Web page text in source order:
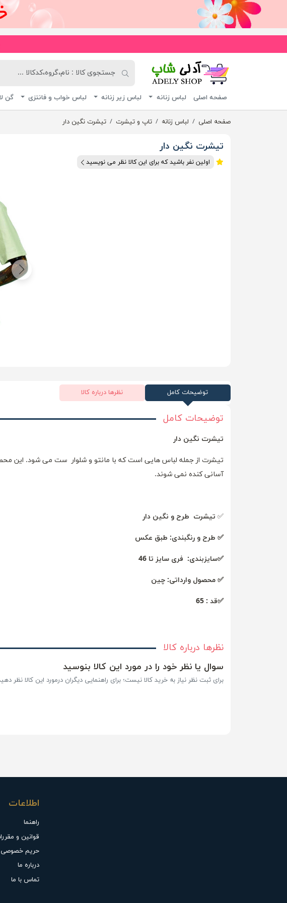
به
صفحه اصلی لباس زنانه لباس زیر زنانه لباس خواب و فانتزی گن
صفحه اصلی لباس زنانه تاپ و تیشرت تیشرت نگین دار
تیشرت نگین دار
اولین نفر باشید که برای این کالا نظر می نویسید
توضیحات کامل نظرها درباره کالا
توضیحات کامل
تیشرت نگین دار
تیشرت از جمله لباس هایی است که با مانتو و شلوار ست می شود. این
آسانی کنده نمی شوند.
✅ تیشرت طرح و نگین دار
✅ طرح و رنگبندی: طبق عکس
✅سایزبندی: فری سایز تا 46
✅ محصول وارداتی: چین
✅قد : 65
نظرها درباره کالا
سوال یا نظر خود را در مورد این کالا بنوسید
برای ثبت نظر نیاز به خرید کالا نیست؛ برای راهنمایی دیگران درمورد این کالا نظر
اطلاعات
راهنما
قوانین و
حریم خصوصی
درباره ما
تماس با ما